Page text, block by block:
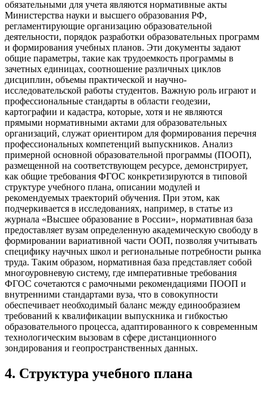
обязательными для учета являются нормативные акты
Министерства науки и высшего образования РФ,
регламентирующие организацию образовательной
деятельности, порядок разработки образовательных программ
и формирования учебных планов. Эти документы задают
общие параметры, такие как трудоемкость программы в
зачетных единицах, соотношение различных циклов
дисциплин, объемы практической и научно-
исследовательской работы студентов. Важную роль играют и
профессиональные стандарты в области геодезии,
картографии и кадастра, которые, хотя и не являются
прямыми нормативными актами для образовательных
организаций, служат ориентиром для формирования перечня
профессиональных компетенций выпускников. Анализ
примерной основной образовательной программы (ПООП),
размещенной на соответствующем ресурсе, демонстрирует,
как общие требования ФГОС конкретизируются в типовой
структуре учебного плана, описании модулей и
рекомендуемых траекторий обучения. При этом, как
подчеркивается в исследованиях, например, в статье из
журнала «Высшее образование в России», нормативная база
предоставляет вузам определенную академическую свободу в
формировании вариативной части ООП, позволяя учитывать
специфику научных школ и региональные потребности рынка
труда. Таким образом, нормативная база представляет собой
многоуровневую систему, где императивные требования
ФГОС сочетаются с рамочными рекомендациями ПООП и
внутренними стандартами вуза, что в совокупности
обеспечивает необходимый баланс между единообразием
требований к квалификации выпускника и гибкостью
образовательного процесса, адаптированного к современным
технологическим вызовам в сфере дистанционного
зондирования и геопространственных данных.
4. Структура учебного плана